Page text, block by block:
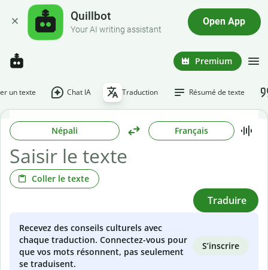
Quillbot
Your AI writing assistant
Open App
Premium
un texte Chat IA Traduction Résumé de texte
Népali Français
Coller le texte
Traduire
Recevez des conseils culturels avec
chaque traduction. Connectez-vous pour
que vos mots résonnent, pas seulement
se traduisent.
S’inscrire